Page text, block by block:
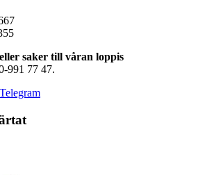
saker till våran loppis
991 77 47.
Telegram